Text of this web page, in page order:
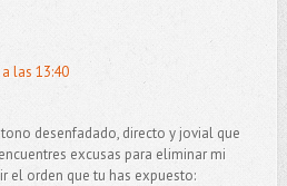
las 13:40
desenfadado, directo y jovial que
excusas para eliminar mi
el orden que tu has expuesto: